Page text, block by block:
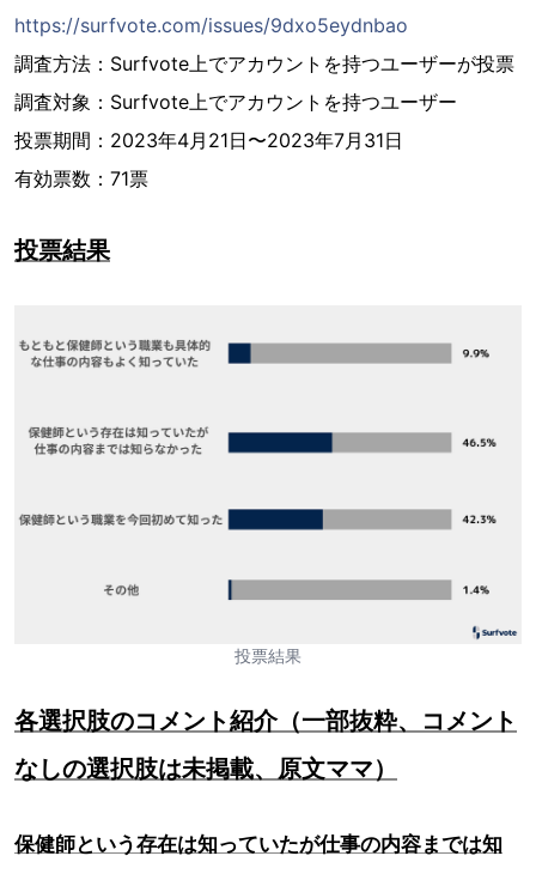
https://surfvote.com/issues/9dxo5eydnbao
調査方法：Surfvote上でアカウントを持つユーザーが投票
調査対象：Surfvote上でアカウントを持つユーザー
投票期間：2023年4月21日〜2023年7月31日
有効票数：71票
投票結果
投票結果
各選択肢のコメント紹介（一部抜粋、コメント
なしの選択肢は未掲載、原文ママ）
保健師という存在は知っていたが仕事の内容までは知